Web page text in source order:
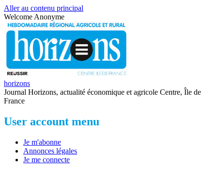
Aller au contenu principal
Welcome Anonyme
horizons
Journal Horizons, actualité économique et agricole Centre, Île de
France
User account menu
Je m'abonne
Annonces légales
Je me connecte